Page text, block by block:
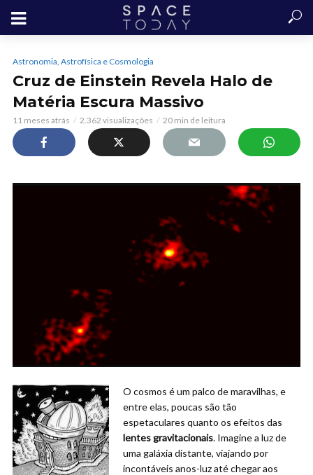
Astronomia, Astrofísica e Cosmologia
Cruz de Einstein Revela Halo de
Matéria Escura Massivo
11 meses atrás 2.362 visualizações 20 min de leitura
O cosmos é um palco de maravilhas, e
entre elas, poucas são tão
espetaculares quanto os efeitos das
lentes gravitacionais. Imagine a luz de
uma galáxia distante, viajando por
incontáveis anos-luz até chegar aos